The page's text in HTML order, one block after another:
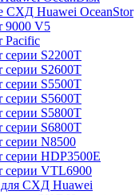
СХД Huawei OceanStor
9000 V5
Pacific
серии S2200T
серии S2600T
серии S5500T
серии S5600T
серии S5800T
серии S6800T
серии N8500
серии HDP3500E
серии VTL6900
СХД Huawei